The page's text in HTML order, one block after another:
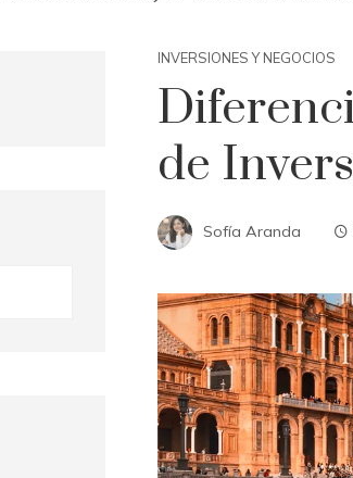
INVERSIONES Y NEGOCIOS
de
Sofía Aranda